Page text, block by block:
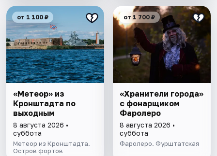
от 1 100 ₽
«Метеор» из
Кронштадта по
выходным
8 августа 2026 •
суббота
Метеор из Кронштадта.
Остров фортов
от 1 700 ₽
«Хранители города»
с фонарщиком
Фаролеро
8 августа 2026 •
суббота
Фаролеро. Фурштатская